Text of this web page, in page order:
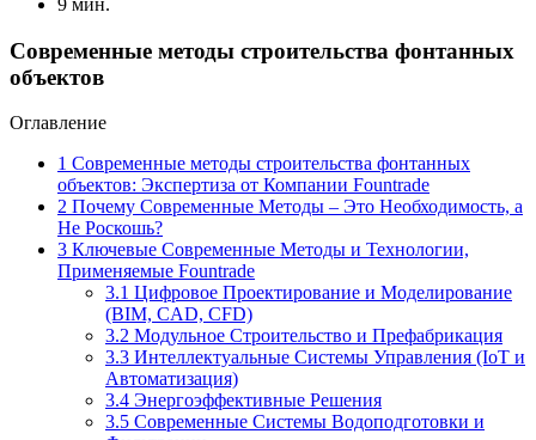
Современные методы строительства фонтанных
объектов
Оглавление
1 Современные методы строительства фонтанных
объектов: Экспертиза от Компании Fountrade
2 Почему Современные Методы – Это Необходимость, а
Не Роскошь?
3 Ключевые Современные Методы и Технологии,
Применяемые Fountrade
3.1 Цифровое Проектирование и Моделирование
(BIM, CAD, CFD)
3.2 Модульное Строительство и Префабрикация
3.3 Интеллектуальные Системы Управления (IoT и
Автоматизация)
3.4 Энергоэффективные Решения
3.5 Современные Системы Водоподготовки и